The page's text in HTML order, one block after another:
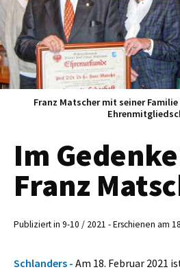
Franz Matscher mit seiner
Im
Franz
Publiziert in 9-10 / 2021 - Erschienen am
Schlanders - Am 18. Februar 2021